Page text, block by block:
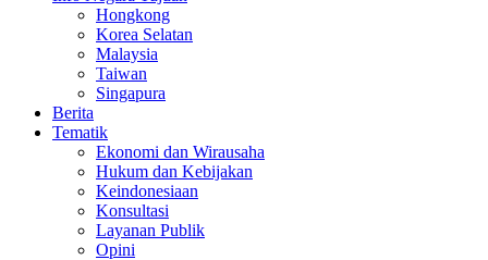
Hongkong
Korea Selatan
Malaysia
Taiwan
Singapura
Berita
Tematik
Ekonomi dan Wirausaha
Hukum dan Kebijakan
Keindonesiaan
Konsultasi
Layanan Publik
Opini